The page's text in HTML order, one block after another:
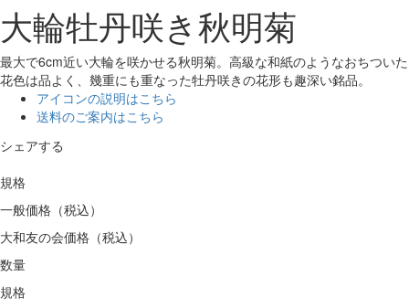
大輪牡丹咲き秋明菊
最大で6cm近い大輪を咲かせる秋明菊。高級な和紙のようなおちついた
花色は品よく、幾重にも重なった牡丹咲きの花形も趣深い銘品。
アイコンの説明はこちら
送料のご案内はこちら
シェアする
規格
一般価格（税込）
大和友の会価格（税込）
数量
規格